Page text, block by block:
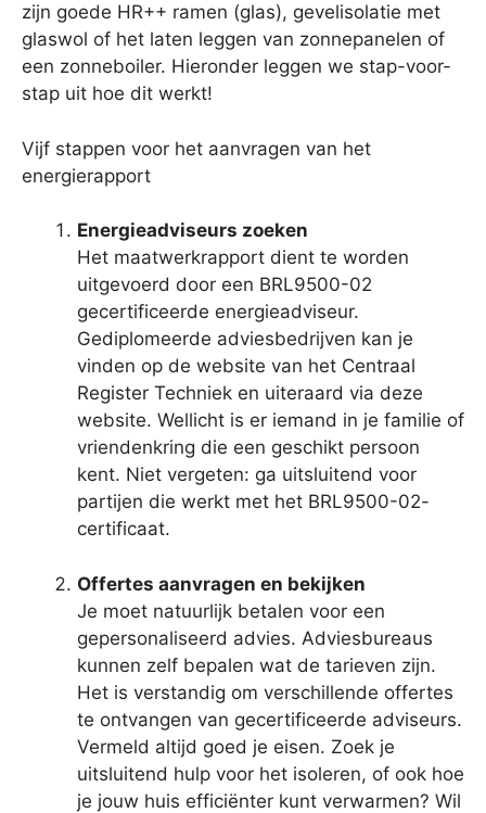
zijn goede HR++ ramen (glas), gevelisolatie met
glaswol of het laten leggen van zonnepanelen of
een zonneboiler. Hieronder leggen we stap-voor-
stap uit hoe dit werkt!
Vijf stappen voor het aanvragen van het
energierapport
Energieadviseurs zoeken
Het maatwerkrapport dient te worden
uitgevoerd door een BRL9500-02
gecertificeerde energieadviseur.
Gediplomeerde adviesbedrijven kan je
vinden op de website van het Centraal
Register Techniek en uiteraard via deze
website. Wellicht is er iemand in je familie of
vriendenkring die een geschikt persoon
kent. Niet vergeten: ga uitsluitend voor
partijen die werkt met het BRL9500-02-
certificaat.
Offertes aanvragen en bekijken
Je moet natuurlijk betalen voor een
gepersonaliseerd advies. Adviesbureaus
kunnen zelf bepalen wat de tarieven zijn.
Het is verstandig om verschillende offertes
te ontvangen van gecertificeerde adviseurs.
Vermeld altijd goed je eisen. Zoek je
uitsluitend hulp voor het isoleren, of ook hoe
je jouw huis efficiënter kunt verwarmen? Wil